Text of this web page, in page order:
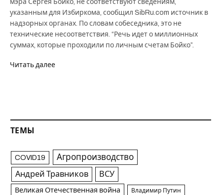
мэра Сергея Бойко, не соответствуют сведениям,
указанным для Избиркома, сообщил SibRu.com источник в
надзорных органах. По словам собеседника, это не
технические несоответствия. “Речь идет о миллионных
суммах, которые проходили по личным счетам Бойко”.
Читать далее
ТЕМЫ
COVID19 Агропроизводство
Андрей Травников ВСУ
Великая Отечественная война Владимир Путин